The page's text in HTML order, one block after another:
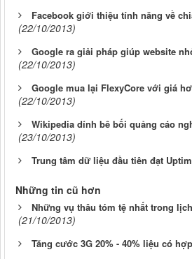
Facebook giới thiệu tính năng về
(22/10/2013)
Google ra giải pháp giúp website
(22/10/2013)
Google mua lại FlexyCore với giá
(22/10/2013)
Wikipedia dính bê bối quảng cáo
(23/10/2013)
Trung tâm dữ liệu đầu tiên đạt
Những tin cũ hơn
Những vụ thâu tóm tệ nhất trong
(21/10/2013)
Tăng cước 3G 20% - 40% liệu có